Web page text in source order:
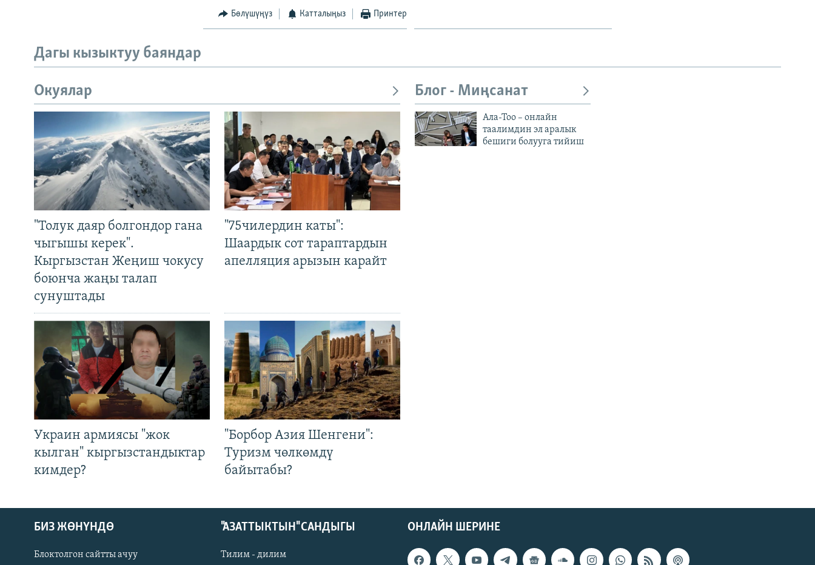
Бөлүшүңүз Катталыңыз Принтер
Дагы кызыктуу баяндар
Окуялар
"Толук даяр болгондор гана
чыгышы керек".
Кыргызстан Жеңиш чокусу
боюнча жаңы талап
сунуштады
"75чилердин каты":
Шаардык сот тараптардын
апелляция арызын карайт
Украин армиясы "жок
кылган" кыргызстандыктар
кимдер?
"Борбор Азия Шенгени":
Туризм чөлкөмдү
байытабы?
Блог - Миңсанат
Ала-Тоо – онлайн
таалимдин эл аралык
бешиги болууга тийиш
ОНЛАЙН ШЕРИНЕ
БИЗ ЖӨНҮНДӨ
Блоктолгон сайтты ачуу
"АЗАТТЫКТЫН" САНДЫГЫ
Тилим - дилим